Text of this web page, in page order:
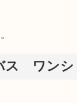
ワンシ